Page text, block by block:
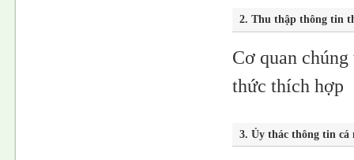
2. Thu thập thông tin
Cơ quan
thức thích hợp
3. Ủy thác thông tin cá